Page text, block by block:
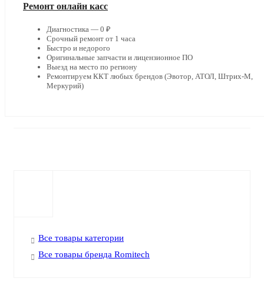
Ремонт онлайн касс
Диагностика — 0 ₽
Срочный ремонт от 1 часа
Быстро и недорого
Оригинальные запчасти и лицензионное ПО
Выезд на место по региону
Ремонтируем ККТ любых брендов (Эвотор, АТОЛ, Штрих-М,
Меркурий)
Все товары категории
Все товары бренда Romitech